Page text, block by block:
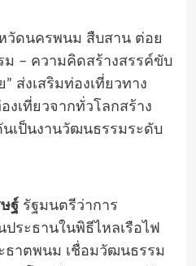
วัดนครพนม สืบสาน ต่อย
– ความคิดสร้างสรรค์ขับ
ส่งเสริมท่องเที่ยวทาง
เที่ยวจากทั่วโลกสร้าง
เป็นงานวัฒนธรรมระดับ
ฐ์รัฐมนตรีว่าการ
ระธานในพิธีไหลเรือไฟ
ธาตพนม เชื่อมวัฒนธรรม